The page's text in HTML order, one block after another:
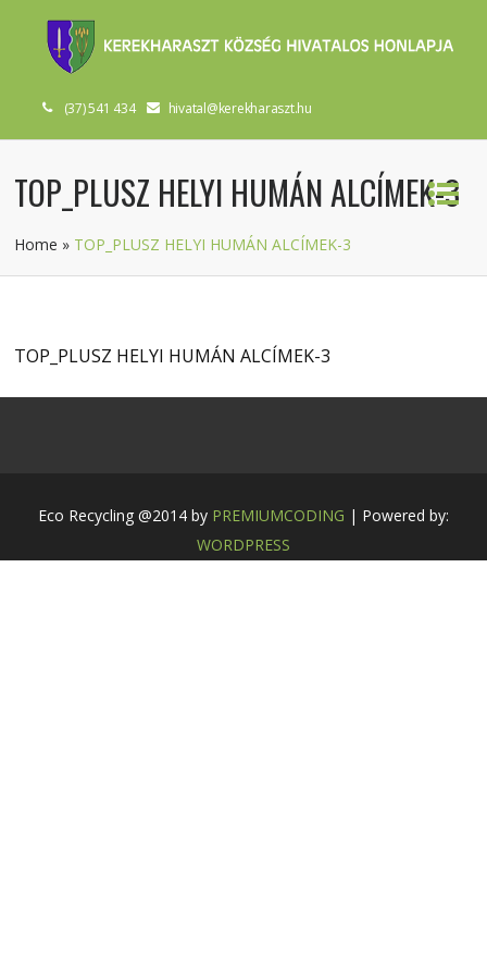
(37) 541 434 hivatal@kerekharaszt.hu
TOP_PLUSZ HELYI HUMÁN ALCÍMEK-3
Home » TOP_PLUSZ HELYI HUMÁN ALCÍMEK-3
TOP_PLUSZ HELYI HUMÁN ALCÍMEK-3
Eco Recycling @2014 by PREMIUMCODING | Powered by:
WORDPRESS